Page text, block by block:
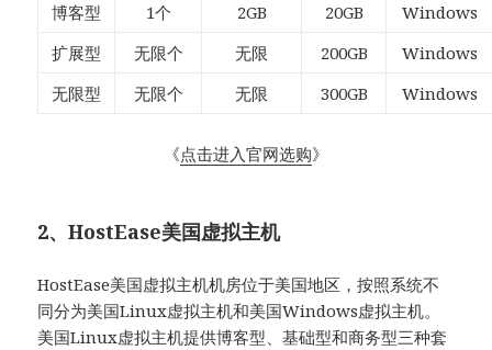
博客型
1个 2GB 20GB
Windows
扩展型
无限个 无限 200GB
Windows
无限型
无限个 无限 300GB Windows
《点击进入官网选购》
2、HostEase美国虚拟主机
HostEase美国虚拟主机机房位于美国地区，按照系统不
同分为美国Linux虚拟主机和美国Windows虚拟主机。
美国Linux虚拟主机提供博客型、基础型和商务型三种套